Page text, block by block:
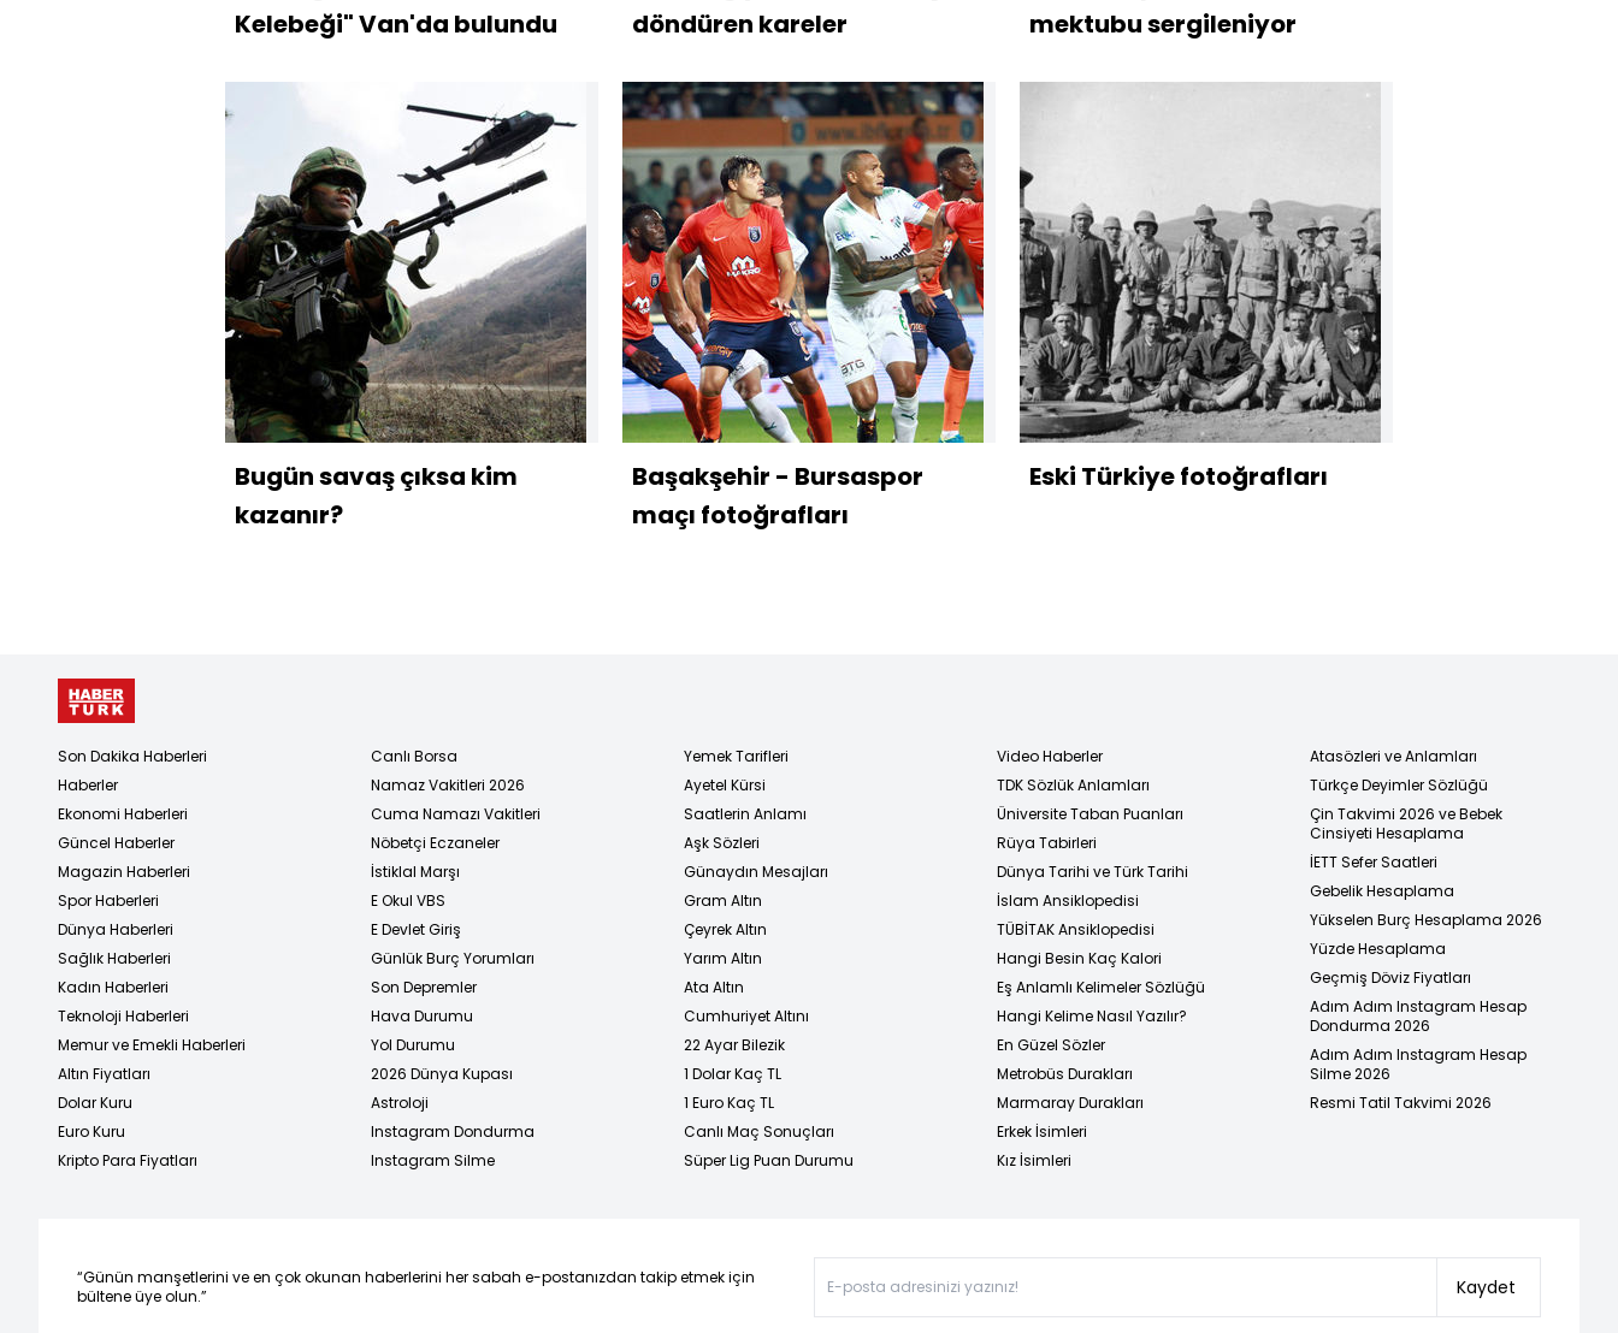
Kelebeği" Van'da bulundu
döndüren kareler
mektubu sergileniyor
Bugün savaş çıksa kim
kazanır?
Başakşehir - Bursaspor
maçı fotoğrafları
Eski Türkiye fotoğrafları
Son Dakika Haberleri
Haberler
Ekonomi Haberleri
Güncel Haberler
Magazin Haberleri
Spor Haberleri
Dünya Haberleri
Sağlık Haberleri
Kadın Haberleri
Teknoloji Haberleri
Memur ve Emekli Haberleri
Altın Fiyatları
Dolar Kuru
Euro Kuru
Kripto Para Fiyatları
Canlı Borsa
Namaz Vakitleri 2026
Cuma Namazı Vakitleri
Nöbetçi Eczaneler
İstiklal Marşı
E Okul VBS
E Devlet Giriş
Günlük Burç Yorumları
Son Depremler
Hava Durumu
Yol Durumu
2026 Dünya Kupası
Astroloji
Instagram Dondurma
Instagram Silme
Yemek Tarifleri
Ayetel Kürsi
Saatlerin Anlamı
Aşk Sözleri
Günaydın Mesajları
Gram Altın
Çeyrek Altın
Yarım Altın
Ata Altın
Cumhuriyet Altını
22 Ayar Bilezik
1 Dolar Kaç TL
1 Euro Kaç TL
Canlı Maç Sonuçları
Süper Lig Puan Durumu
Video Haberler
TDK Sözlük Anlamları
Üniversite Taban Puanları
Rüya Tabirleri
Dünya Tarihi ve Türk Tarihi
İslam Ansiklopedisi
TÜBİTAK Ansiklopedisi
Hangi Besin Kaç Kalori
Eş Anlamlı Kelimeler Sözlüğü
Hangi Kelime Nasıl Yazılır?
En Güzel Sözler
Metrobüs Durakları
Marmaray Durakları
Erkek İsimleri
Kız İsimleri
Atasözleri ve Anlamları
Türkçe Deyimler Sözlüğü
Çin Takvimi 2026 ve Bebek
Cinsiyeti Hesaplama
İETT Sefer Saatleri
Gebelik Hesaplama
Yükselen Burç Hesaplama 2026
Yüzde Hesaplama
Geçmiş Döviz Fiyatları
Adım Adım Instagram Hesap
Dondurma 2026
Adım Adım Instagram Hesap
Silme 2026
Resmi Tatil Takvimi 2026
“Günün manşetlerini ve en çok okunan haberlerini her sabah e-postanızdan takip etmek için
bültene üye olun.”
Kaydet